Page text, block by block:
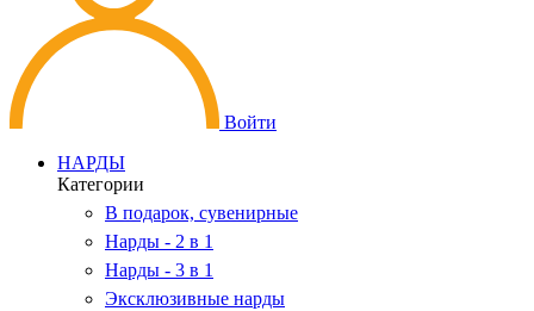
Войти
НАРДЫ
Категории
В подарок, сувенирные
Нарды - 2 в 1
Нарды - 3 в 1
Эксклюзивные нарды